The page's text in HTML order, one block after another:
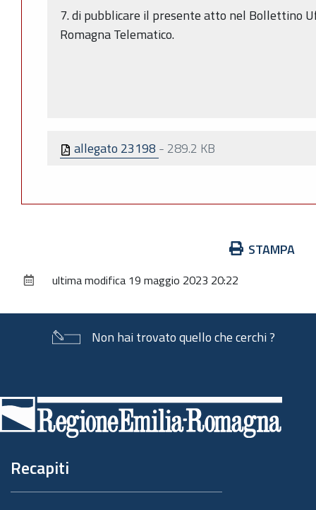
7. di pubblicare il presente atto nel Bollettino
Romagna Telematico.
allegato 23198 - 289.2 KB
documento
STAMPA
ultima modifica 19 maggio 2023 20:22
Non hai trovato quello che cerchi ?
di
pagina
Recapiti